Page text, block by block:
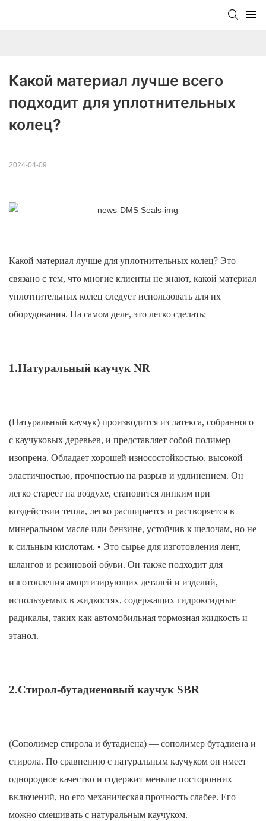
Какой материал лучше всего
подходит для уплотнительных
колец?
2024-04-09
Какой материал лучше для уплотнительных колец? Это
связано с тем, что многие клиенты не знают, какой материал
уплотнительных колец следует использовать для их
оборудования. На самом деле, это легко сделать:
1.Натуральный каучук NR
(Натуральный каучук) производится из латекса, собранного
с каучуковых деревьев, и представляет собой полимер
изопрена. Обладает хорошей износостойкостью, высокой
эластичностью, прочностью на разрыв и удлинением. Он
легко стареет на воздухе, становится липким при
воздействии тепла, легко расширяется и растворяется в
минеральном масле или бензине, устойчив к щелочам, но не
к сильным кислотам. • Это сырье для изготовления лент,
шлангов и резиновой обуви. Он также подходит для
изготовления амортизирующих деталей и изделий,
используемых в жидкостях, содержащих гидроксидные
радикалы, таких как автомобильная тормозная жидкость и
этанол.
2.Стирол-бутадиеновый каучук SBR
(Сополимер стирола и бутадиена) — сополимер бутадиена и
стирола. По сравнению с натуральным каучуком он имеет
однородное качество и содержит меньше посторонних
включений, но его механическая прочность слабее. Его
можно смешивать с натуральным каучуком.